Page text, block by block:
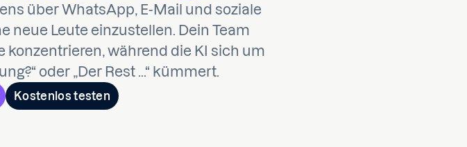
über WhatsApp, E-Mail und soziale
neue Leute einzustellen. Dein Team
während die KI sich um
oder „Der Rest ...“ kümmert.
Kostenlos testen